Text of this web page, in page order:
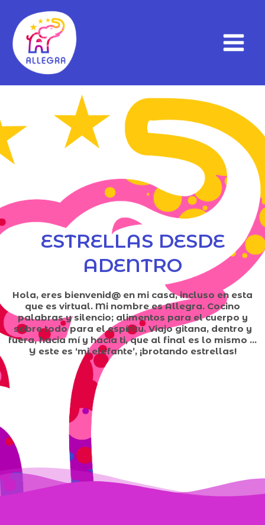
ESTRELLAS DESDE
ADENTRO
Hola, eres bienvenid@ en mi casa, incluso en esta
que es virtual. Mi nombre es Allegra. Cocino
palabras y silencio; alimentos para el cuerpo y
sobre todo para el espíritu. Viajo gitana, dentro y
fuera, hacia mí y hacia ti, que al final es lo mismo ...
Y este es ‘mi elefante’, ¡brotando estrellas!